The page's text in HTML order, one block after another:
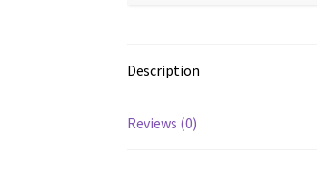
Description
Reviews (0)